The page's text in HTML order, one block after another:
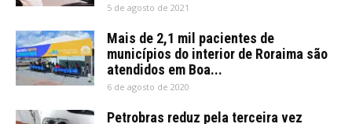
5 de agosto de 2021
Mais de 2,1 mil pacientes de
municípios do interior de Roraima são
atendidos em Boa...
6 de agosto de 2020
Petrobras reduz pela terceira vez